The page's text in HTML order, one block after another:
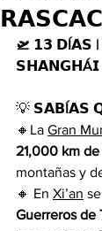
🛫 𝟭𝟯 𝗗Í𝗔𝗦
𝗦𝗛𝗔𝗡𝗚𝗛Á𝗜
💡 𝗦𝗔𝗕Í𝗔𝗦
🔸La Gran
21,000 km
montañas y
🔸 En Xi’an
Guerreros de